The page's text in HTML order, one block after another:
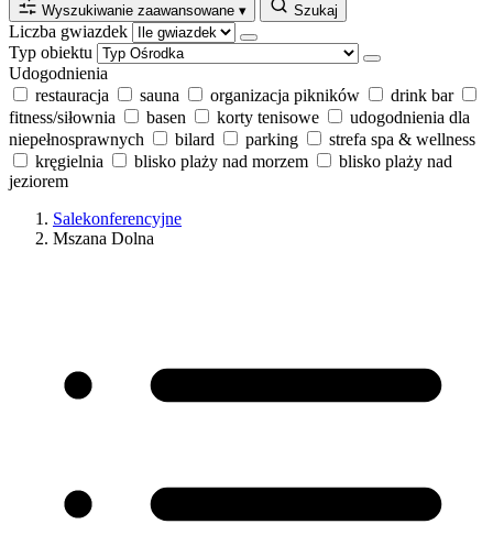
Wyszukiwanie zaawansowane ▾ Szukaj
Liczba gwiazdek
Typ obiektu
Udogodnienia
restauracja
sauna organizacja pikników
drink bar
fitness/siłownia
basen korty tenisowe
udogodnienia dla
niepełnosprawnych
bilard parking
strefa spa & wellness
kręgielnia
blisko plaży nad morzem
blisko plaży nad
jeziorem
Salekonferencyjne
Mszana Dolna